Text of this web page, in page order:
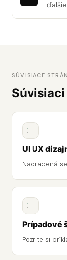
SÚVISIACE
UI UX
Nadradená
Prípadové
Pozrite si